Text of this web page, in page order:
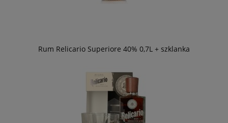
Rum Relicario Superiore 40% 0,7L + szklanka